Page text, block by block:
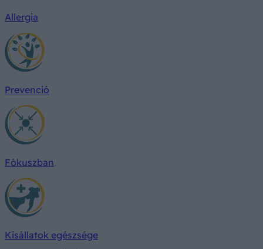
Allergia
Prevenció
Fókuszban
Kisállatok egészsége